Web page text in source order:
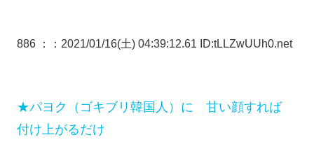
886 ： ：2021/01/16(土) 04:39:12.61 ID:tLLZwUUh0.net
★パヨク（ゴキブリ韓国人）に 甘い顔すれば
付け上がるだけ